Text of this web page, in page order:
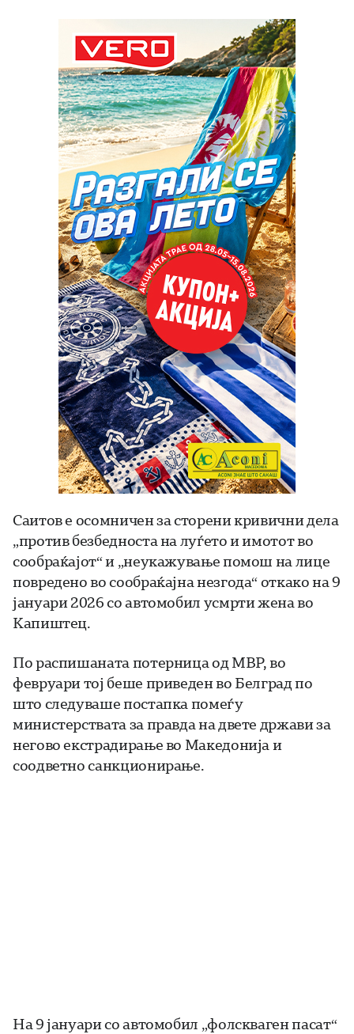
Саитов е осомничен за сторени кривични дела
„против безбедноста на луѓето и имотот во
сообраќајот“ и „неукажување помош на лице
повредено во сообраќајна незгода“ откако на 9
јануари 2026 со автомобил усмрти жена во
Капиштец.
По распишаната потерница од МВР, во
февруари тој беше приведен во Белград по
што следуваше постапка помеѓу
министерствата за правда на двете држави за
негово екстрадирање во Македонија и
соодветно санкционирање.
На 9 јануари со автомобил „фолскваген пасат“